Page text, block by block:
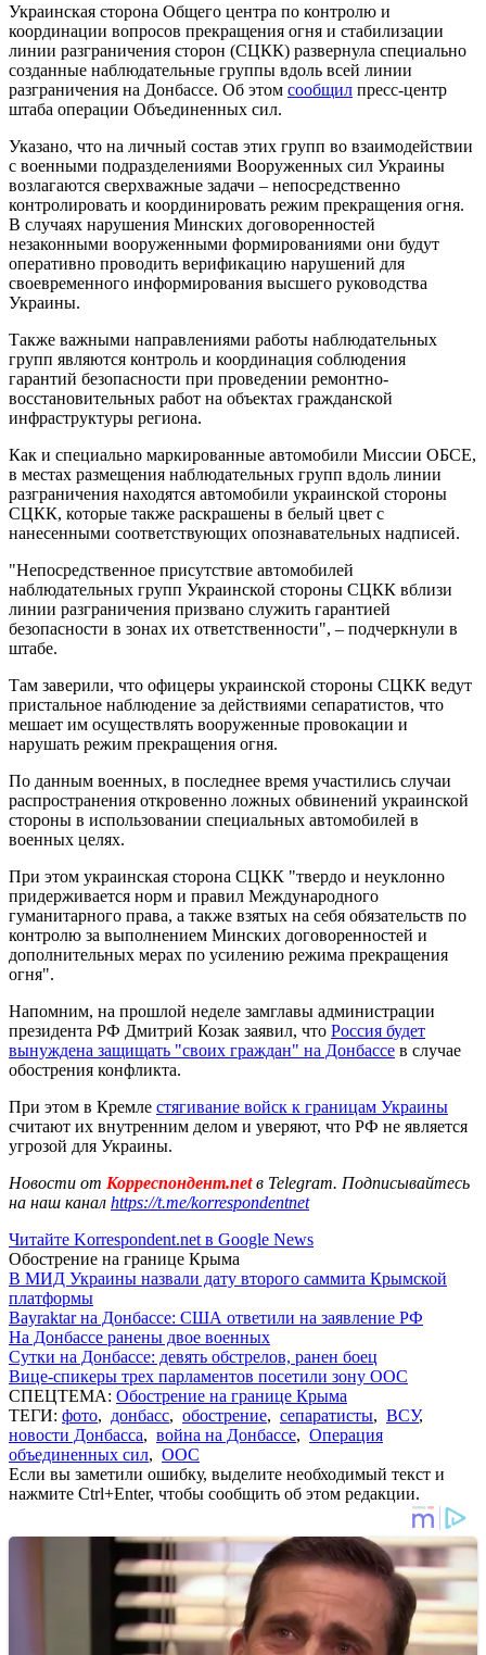
Украинская сторона Общего центра по контролю и
координации вопросов прекращения огня и стабилизации
линии разграничения сторон (СЦКК) развернула специально
созданные наблюдательные группы вдоль всей линии
разграничения на Донбассе. Об этом сообщил пресс-центр
штаба операции Объединенных сил.
Указано, что на личный состав этих групп во взаимодействии
с военными подразделениями Вооруженных сил Украины
возлагаются сверхважные задачи – непосредственно
контролировать и координировать режим прекращения огня.
В случаях нарушения Минских договоренностей
незаконными вооруженными формированиями они будут
оперативно проводить верификацию нарушений для
своевременного информирования высшего руководства
Украины.
Также важными направлениями работы наблюдательных
групп являются контроль и координация соблюдения
гарантий безопасности при проведении ремонтно-
восстановительных работ на объектах гражданской
инфраструктуры региона.
Как и специально маркированные автомобили Миссии ОБСЕ,
в местах размещения наблюдательных групп вдоль линии
разграничения находятся автомобили украинской стороны
СЦКК, которые также раскрашены в белый цвет с
нанесенными соответствующих опознавательных надписей.
"Непосредственное присутствие автомобилей
наблюдательных групп Украинской стороны СЦКК вблизи
линии разграничения призвано служить гарантией
безопасности в зонах их ответственности", – подчеркнули в
штабе.
Там заверили, что офицеры украинской стороны СЦКК ведут
пристальное наблюдение за действиями сепаратистов, что
мешает им осуществлять вооруженные провокации и
нарушать режим прекращения огня.
По данным военных, в последнее время участились случаи
распространения откровенно ложных обвинений украинской
стороны в использовании специальных автомобилей в
военных целях.
При этом украинская сторона СЦКК "твердо и неуклонно
придерживается норм и правил Международного
гуманитарного права, а также взятых на себя обязательств по
контролю за выполнением Минских договоренностей и
дополнительных мерах по усилению режима прекращения
огня".
Напомним, на прошлой неделе замглавы администрации
президента РФ Дмитрий Козак заявил, что Россия будет
вынуждена защищать "своих граждан" на Донбассе в случае
обострения конфликта.
При этом в Кремле стягивание войск к границам Украины
считают их внутренним делом и уверяют, что РФ не является
угрозой для Украины.
Новости от Корреспондент.netв Telegram. Подписывайтесь
на наш канал https://t.me/korrespondentnet
Читайте Korrespondent.net в Google News
Обострение на границе Крыма
В МИД Украины назвали дату второго саммита Крымской
платформы
Bayraktar на Донбассе: США ответили на заявление РФ
На Донбассе ранены двое военных
Сутки на Донбассе: девять обстрелов, ранен боец
Вице-спикеры трех парламентов посетили зону ООС
СПЕЦТЕМА: Обострение на границе Крыма
ТЕГИ: фото, донбасс, обострение, сепаратисты, ВСУ,
новости Донбасса, война на Донбассе, Операция
объединенных сил, ООС
Если вы заметили ошибку, выделите необходимый текст и
нажмите Ctrl+Enter, чтобы сообщить об этом редакции.